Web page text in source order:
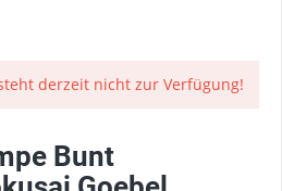
derzeit nicht zur Verfügung!
Bunt